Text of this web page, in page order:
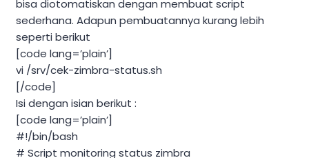
bisa diotomatiskan dengan membuat script
sederhana. Adapun pembuatannya kurang lebih
seperti berikut
[code lang=’plain’]
vi /srv/cek-zimbra-status.sh
[/code]
Isi dengan isian berikut :
[code lang=’plain’]
#!/bin/bash
# Script monitoring status zimbra